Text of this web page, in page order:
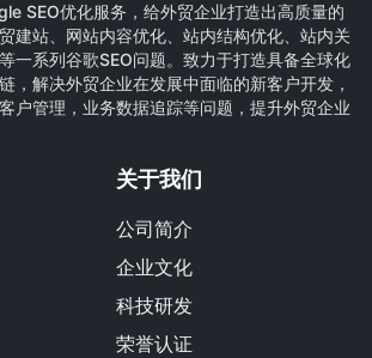
SEO优化服务，给外贸企业打造出高质量的
建站、网站内容优化、站内结构优化、站内关
一系列谷歌SEO问题。致力于打造具备全球化
，解决外贸企业在发展中面临的新客户开发，
户管理，业务数据追踪等问题，提升外贸企业
关于我们
公司简介
企业文化
科技研发
荣誉认证